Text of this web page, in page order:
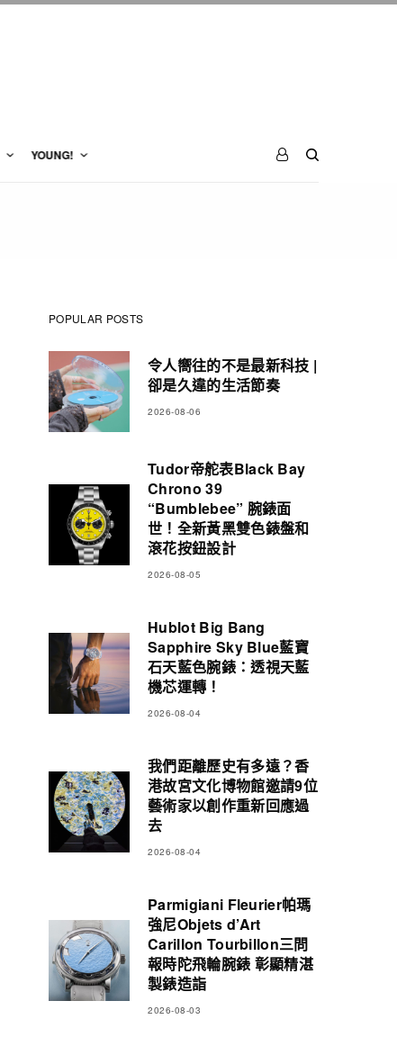
YOUNG!
POPULAR POSTS
令人嚮往的不是最新科技 |
卻是久違的生活節奏
2026-08-06
Tudor帝舵表Black Bay
Chrono 39
“Bumblebee” 腕錶面
世！全新黃黑雙色錶盤和
滾花按鈕設計
2026-08-05
Hublot Big Bang
Sapphire Sky Blue藍寶
石天藍色腕錶：透視天藍
機芯運轉！
2026-08-04
我們距離歷史有多遠？香
港故宮文化博物館邀請9位
藝術家以創作重新回應過
去
2026-08-04
Parmigiani Fleurier帕瑪
強尼Objets d’Art
Carillon Tourbillon三問
報時陀飛輪腕錶 彰顯精湛
製錶造詣
2026-08-03